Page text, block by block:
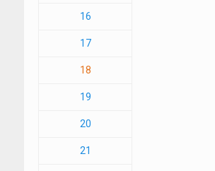
16
17
18
19
20
21